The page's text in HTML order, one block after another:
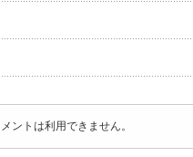
ントは利用できません。